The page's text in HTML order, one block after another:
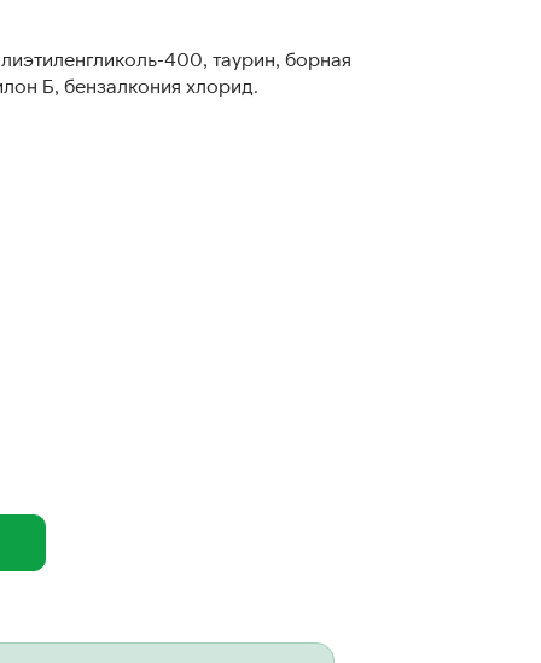
400, таурин, борная
Б, бензалкония хлорид.